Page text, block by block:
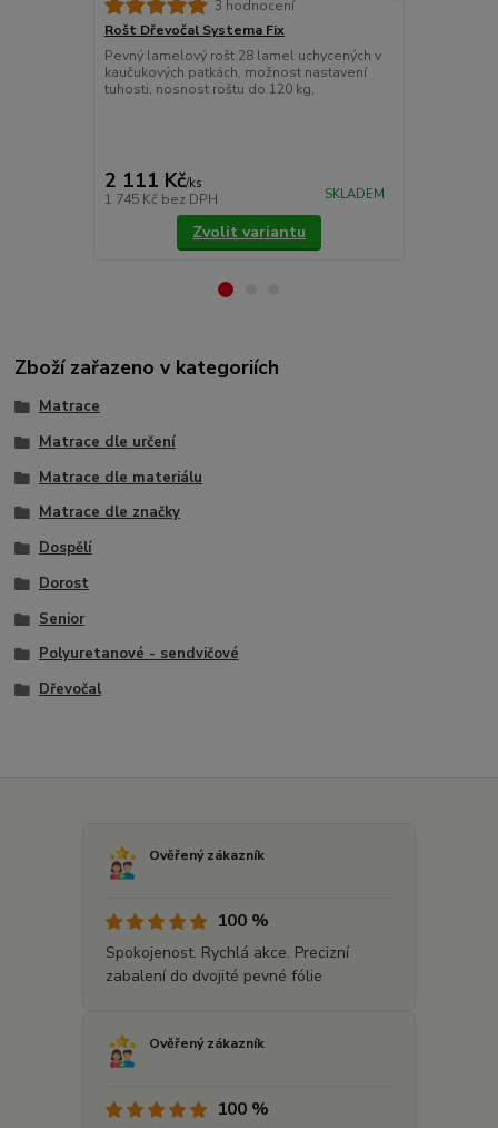
3 hodnocení
Rošt Dřevočal Systema Fix
Pevný lamelový rošt 28 lamel uchycených v
kaučukových patkách, možnost nastavení
tuhosti, nosnost roštu do 120 kg,
2 111 Kč/ks
1 745 Kč bez DPH SKLADEM
Zvolit variantu
Zboží zařazeno v kategoriích
Matrace
Matrace dle určení
Matrace dle materiálu
Matrace dle značky
Dospělí
Dorost
Senior
Polyuretanové - sendvičové
Dřevočal
Ověřený zákazník
100 %
Spokojenost. Rychlá akce. Precizní
zabalení do dvojité pevné fólie
Ověřený zákazník
100 %